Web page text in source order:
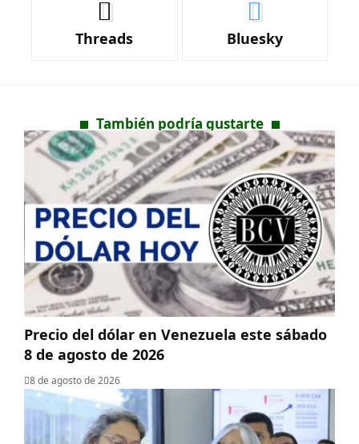
Threads Bluesky
También podría gustarte
Precio del dólar en Venezuela este sábado
8 de agosto de 2026
8 de agosto de 2026